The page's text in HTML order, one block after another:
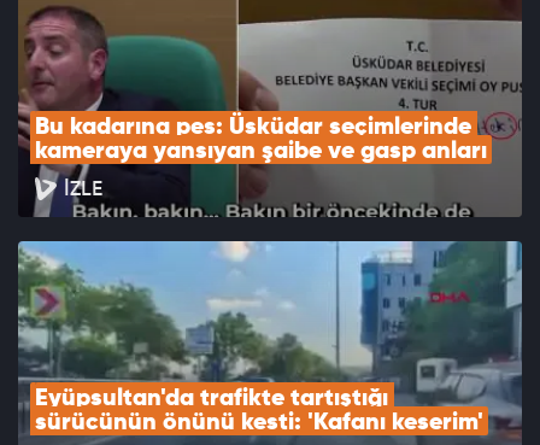
Bu kadarına pes: Üsküdar seçimlerinde
kameraya yansıyan şaibe ve gasp anları
İZLE
Eyüpsultan'da trafikte tartıştığı
sürücünün önünü kesti: 'Kafanı keserim'